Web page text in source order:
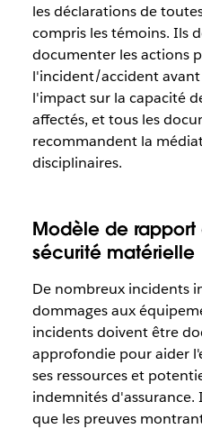
les déclarations de
compris les témoins. Ils
documenter les actions
l'incident/accident avant
l'impact sur la capacité
affectés, et tous les
recommandent la
disciplinaires.
Modèle de
sécurité matérielle
De nombreux incidents
dommages aux
incidents doivent être
approfondie pour aider
ses ressources et
indemnités d'assurance.
que les preuves